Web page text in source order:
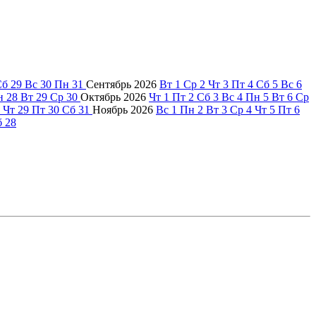
29 Вс 30 Пн 31 Сентябрь 2026 Вт 1 Ср 2 Чт 3 Пт 4 Сб 5 Вс 6
28 Вт 29 Ср 30 Октябрь 2026 Чт 1 Пт 2 Сб 3 Вс 4 Пн 5 Вт 6 Ср
Чт 29 Пт 30 Сб 31 Ноябрь 2026 Вс 1 Пн 2 Вт 3 Ср 4 Чт 5 Пт 6
28